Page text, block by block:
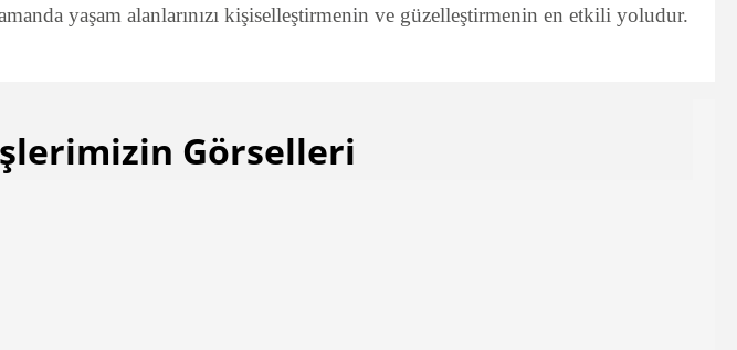
yaşam alanlarınızı kişiselleştirmenin ve güzelleştirmenin en etkili yoludur.
Görselleri